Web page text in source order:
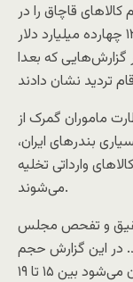
کالاهای قاچاق را در
سال ۱۳۸۹ بیست میلیارد دلار و در سال ۱۳۹۰ چهارده میلیارد دلار
گزارش‌هایی که بعدا
ماموران گمرک از
بندرهای ایران،
وارداتی تخلیه
می‌شوند.
تحقیق و تفحص مجلس
این گزارش حجم
کالایی که هر سال به‌صورت قاچاق وارد ایران می‌شود بین ۱۵ تا ۱۹